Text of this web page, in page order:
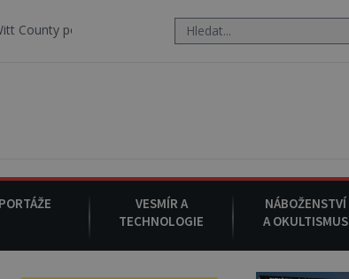
video, na kterém před jeho vozem po cestě utíká
VESMÍR A
TECHNOLOGIE
NÁBOŽENSTVÍ
A OKULTISMUS